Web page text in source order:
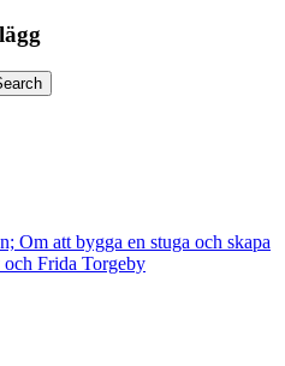
Om att bygga en stuga och skapa
Frida Torgeby